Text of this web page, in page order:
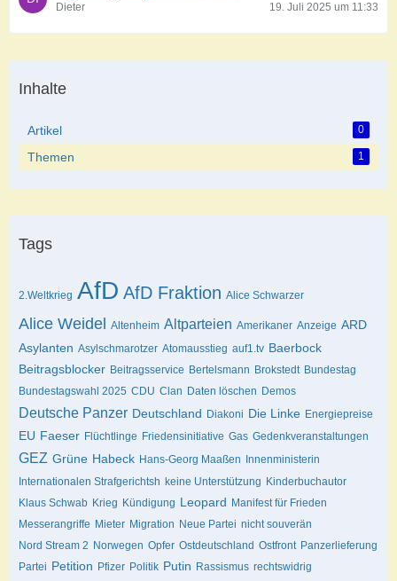
Dieter 19. Juli 2025 um 11:33
Inhalte
Artikel 0
Themen 1
Tags
2.Weltkrieg AfD AfD Fraktion Alice Schwarzer
Alice Weidel Altenheim Altparteien Amerikaner Anzeige ARD
Asylanten Asylschmarotzer Atomausstieg auf1.tv Baerbock
Beitragsblocker Beitragsservice Bertelsmann Brokstedt Bundestag
Bundestagswahl 2025 CDU Clan Daten löschen Demos
Deutsche Panzer Deutschland Diakoni Die Linke Energiepreise
EU Faeser Flüchtlinge Friedensinitiative Gas Gedenkveranstaltungen
GEZ Grüne Habeck Hans-Georg Maaßen
Innenministerin
Internationalen Strafgerichtsh keine Unterstützung Kinderbuchautor
Klaus Schwab Krieg Kündigung Leopard Manifest für Frieden
Messerangriffe Mieter Migration Neue Partei nicht souverän
Nord Stream 2 Norwegen Opfer Ostdeutschland Ostfront Panzerlieferung
Partei Petition Pfizer Politik Putin Rassismus rechtswidrig